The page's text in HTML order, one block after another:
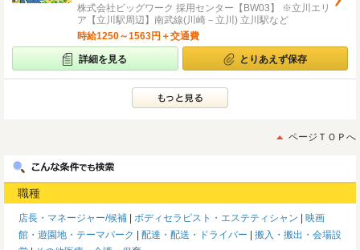
株式会社ビッグワーク 採用センター【BW03】 ※立川エリ
ア【立川駅周辺】南武線(川崎－立川) 立川駅など
時給1250～1563円＋交通費
詳細を見る とりあえず保存
ページＴＯＰへ
職種
店長・マネージャー/候補 ボディセラピスト・エステティシャン
映画
館・遊園地・テーマパーク
配達・配送・ドライバー
搬入・搬出・会場設